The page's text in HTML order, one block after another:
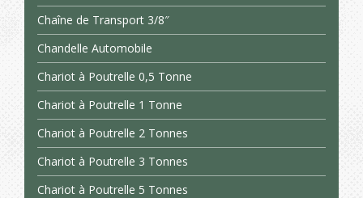
Chaîne de Transport 3/8″
Chandelle Automobile
Chariot à Poutrelle 0,5 Tonne
Chariot à Poutrelle 1 Tonne
Chariot à Poutrelle 2 Tonnes
Chariot à Poutrelle 3 Tonnes
Chariot à Poutrelle 5 Tonnes